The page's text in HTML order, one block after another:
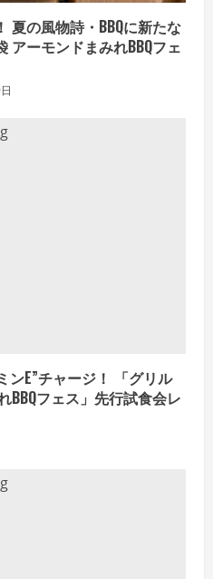
夏の風物詩・BBQに新たな
アーモンドまみれBBQフェ
ンE”チャージ！ 「グリル
BBQフェス」先行試食会レ